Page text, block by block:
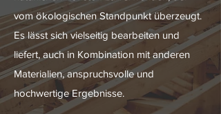
vom ökologischen Standpunkt überzeugt.
Es lässt sich vielseitig bearbeiten und
liefert, auch in Kombination mit anderen
Materialien, anspruchsvolle und
hochwertige Ergebnisse.